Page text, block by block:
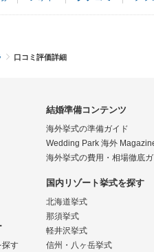
口コミ評価詳細
探す
結婚準備コンテンツ
海外挙式の準備ガイド
Wedding Park 海外
海外挙式の費用・相場徹底
国内リゾート挙式を探す
北海道挙式
那須挙式
軽井沢挙式
信州・八ヶ岳挙式